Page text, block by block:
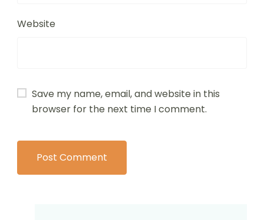
Website
Save my name, email, and website in this
browser for the next time I comment.